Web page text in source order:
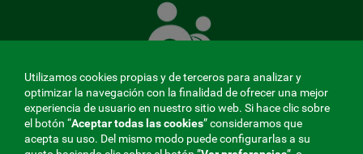
Mutua
que
ti
Utilizamos cookies propias y de terceros para analizar y
optimizar la navegación con la finalidad de ofrecer una mejor
experiencia de usuario en nuestro sitio web. Si hace clic sobre
el botón “Aceptar todas las cookies” consideramos que
acepta su uso. Del mismo modo puede configurarlas a su